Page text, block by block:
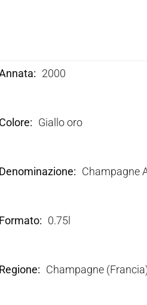
2000
Colore Giallo oro
Denominazione Champagne
Formato 0.75l
Regione Champagne